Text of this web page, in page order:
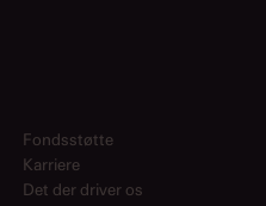
Fondsstøtte
Karriere
Det der driver os